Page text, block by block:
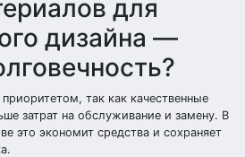
для
дизайна —
так как качественные
затрат на обслуживание и замену. В
это экономит средства и сохраняет